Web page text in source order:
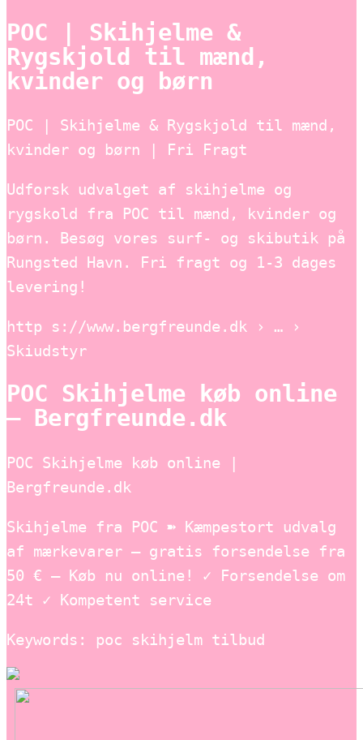
POC | Skihjelme &
Rygskjold til mænd,
kvinder og børn
POC | Skihjelme & Rygskjold til mænd,
kvinder og børn | Fri Fragt
Udforsk udvalget af skihjelme og
rygskold fra POC til mænd, kvinder og
børn. Besøg vores surf- og skibutik på
Rungsted Havn. Fri fragt og 1-3 dages
levering!
http s://www.bergfreunde.dk › … ›
Skiudstyr
POC Skihjelme køb online
– Bergfreunde.dk
POC Skihjelme køb online |
Bergfreunde.dk
Skihjelme fra POC ➽ Kæmpestort udvalg
af mærkevarer – gratis forsendelse fra
50 € – Køb nu online! ✓ Forsendelse om
24t ✓ Kompetent service
Keywords: poc skihjelm tilbud